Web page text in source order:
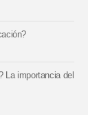
La importancia del